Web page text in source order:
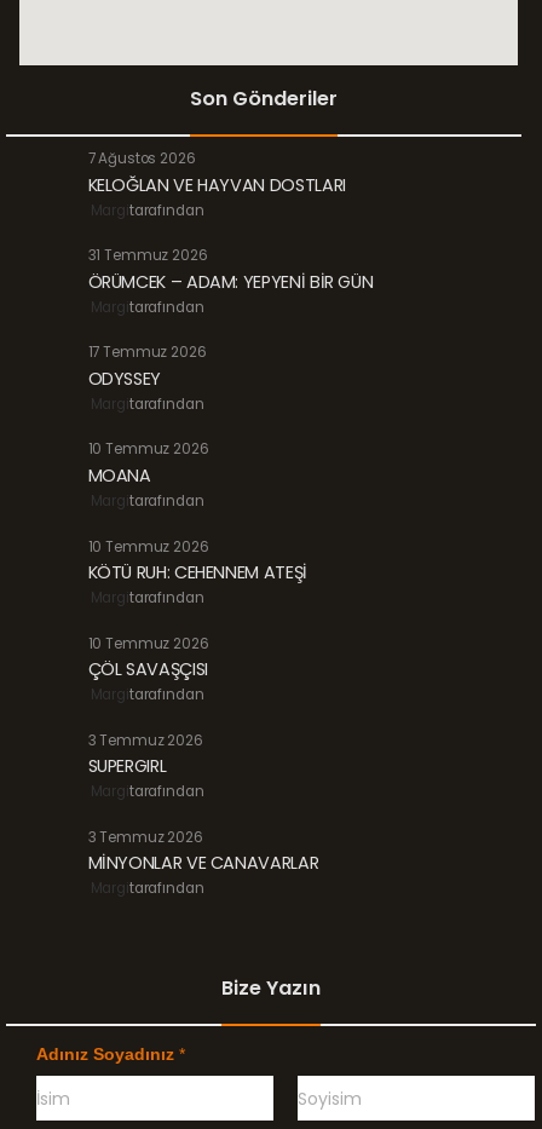
Son Gönderiler
7 Ağustos 2026
KELOĞLAN VE HAYVAN DOSTLARI
Margitarafından
31 Temmuz 2026
ÖRÜMCEK – ADAM: YEPYENİ BİR GÜN
Margitarafından
17 Temmuz 2026
ODYSSEY
Margitarafından
10 Temmuz 2026
MOANA
Margitarafından
10 Temmuz 2026
KÖTÜ RUH: CEHENNEM ATEŞİ
Margitarafından
10 Temmuz 2026
ÇÖL SAVAŞÇISI
Margitarafından
3 Temmuz 2026
SUPERGIRL
Margitarafından
3 Temmuz 2026
MİNYONLAR VE CANAVARLAR
Margitarafından
Bize Yazın
Adınız Soyadınız *